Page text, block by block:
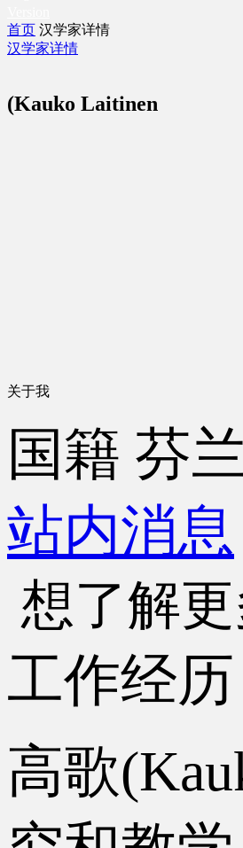
首页 汉学家详情
汉学家详情
(Kauko Laitinen
关于我
国籍 芬
站内消息
想了解
工作经历
高歌